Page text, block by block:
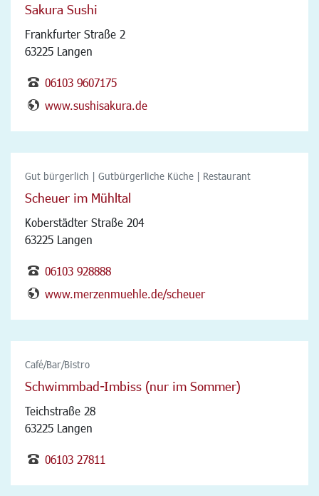
Sakura Sushi
Frankfurter Straße 2
63225 Langen
06103 9607175
www.sushisakura.de
Gut bürgerlich | Gutbürgerliche Küche | Restaurant
Scheuer im Mühltal
Koberstädter Straße 204
63225 Langen
06103 928888
www.merzenmuehle.de/scheuer
Café/Bar/Bistro
Schwimmbad-Imbiss (nur im Sommer)
Teichstraße 28
63225 Langen
06103 27811